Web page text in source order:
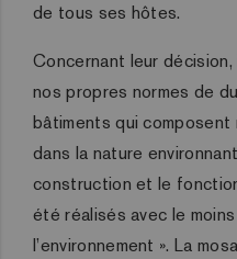
de tous ses hôtes.
Concernant leur
nos propres normes de
bâtiments qui
dans la nature
construction et le
été réalisés avec le
l’environnement ». La